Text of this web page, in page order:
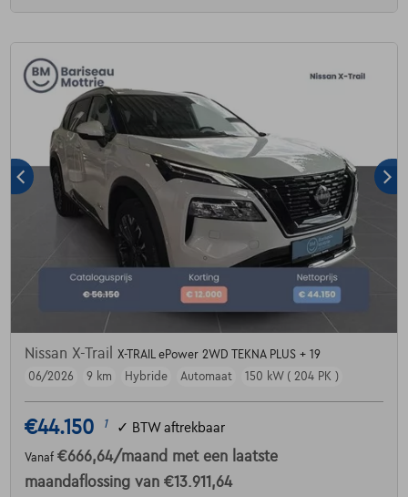
Nissan X-Trail
X-TRAIL ePower 2WD TEKNA PLUS + 19
06/2026
9 km Hybride Automaat 150 kW ( 204 PK )
€44.150 1 ✓ BTW aftrekbaar
Vanaf €666,64/maand met een laatste
maandaflossing van €13.911,64